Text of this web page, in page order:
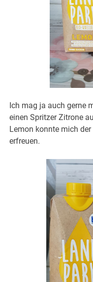
Ich mag ja auch gerne
einen Spritzer Zitrone
Lemon konnte mich
erfreuen.